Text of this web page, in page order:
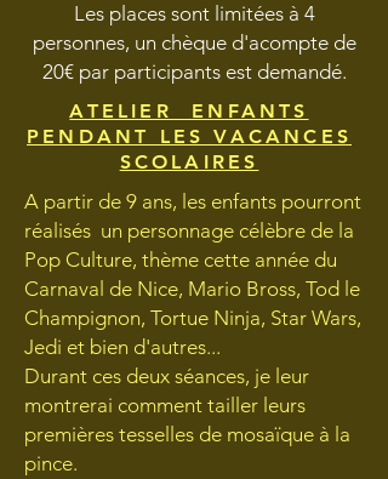
Les places sont limitées à 4
personnes, un chèque d'acompte de
20€ par participants est demandé.
ATELIER ENFANTS
PENDANT LES VACANCES
SCOLAIRES
A partir de 9 ans, les enfants pourront
réalisés un personnage célèbre de la
Pop Culture, thème cette année du
Carnaval de Nice, Mario Bross, Tod le
Champignon, Tortue Ninja, Star Wars,
Jedi et bien d'autres...
Durant ces deux séances, je leur
montrerai comment tailler leurs
premières tesselles de mosaïque à la
pince.